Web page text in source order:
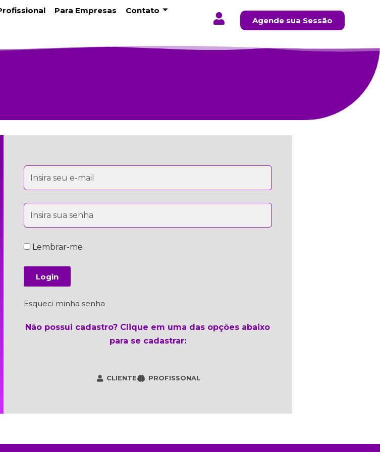
Para Empresas Contato
Agende sua Sessão
Lembrar-me
Login
Esqueci minha senha
Não possui cadastro? Clique em uma das opções abaixo
para se cadastrar:
CLIENTE PROFISSONAL